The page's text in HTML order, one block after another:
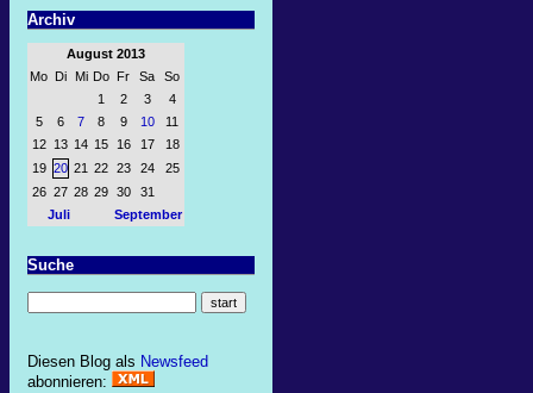
Archiv
August 2013
Mo Di Mi Do Fr Sa
So
1
2 3
4
5
6 7 8 9 10
11
12
13 14 15 16 17
18
19 20 21 22 23 24
25
26 27 28 29 30
31
Juli
September
Suche
Diesen Blog als Newsfeed
abonnieren: